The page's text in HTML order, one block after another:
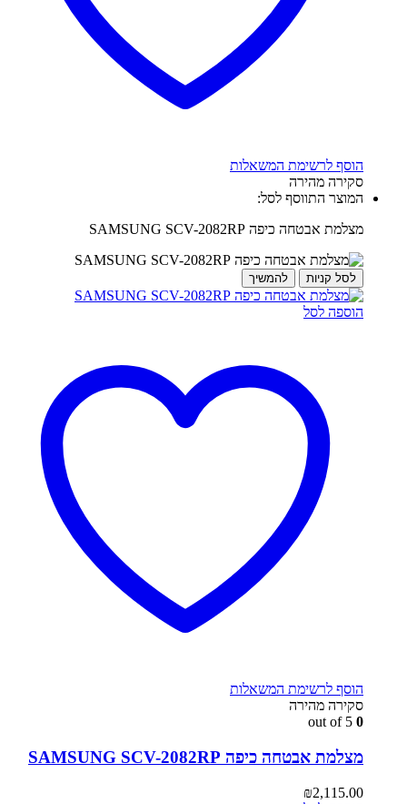
הוסף לרשימת המשאלות
סקירה מהירה
המוצר התווסף לסל:
מצלמת אבטחה כיפה SAMSUNG SCV-2082RP
לסל קניות להמשיך
הוספה לסל
הוסף לרשימת המשאלות
סקירה מהירה
0
מצלמת אבטחה כיפה SAMSUNG SCV-2082RP
₪2,115.00